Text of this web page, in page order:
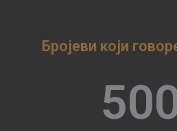
Бројеви који